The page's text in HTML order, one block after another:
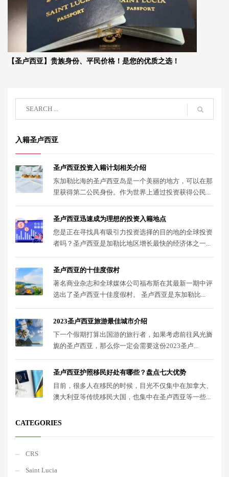
【圣卢西亚】贵族身份、平民价格！是您的优质之选！
入籍圣卢西亚
圣卢西亚投资入籍计划相关介绍
东加勒比海的圣卢西亚岛是一个美丽的地方，可以在那
里获得第二公民身份。作为世界上通过投资获得公民...
圣卢西亚迅速成为理想的投资入籍地点
您是正在寻找具有吸引力投资选择的目的地的全球投资
者吗？圣卢西亚是加勒比地区增长最快的经济体之一...
圣卢西亚的十佳度假村
著名商业杂志和全球媒体公司福布斯在其最新一期中评
选出了圣卢西亚十佳度假村。 圣卢西亚是东加勒比...
2023圣卢西亚旅游最佳城市介绍
下一个假期打算出国游的旅行者，如果考虑前往风光旖
旎的圣卢西亚，那么你一定会需要这份2023圣卢...
圣卢西亚护照移民好处有哪些？盘点七大优势
目前，很多人在移民的时候，目光不仅集中在加拿大、
澳大利亚等传统移民大国，也集中在圣卢西亚等一些...
CATEGORIES
CRS
Saint Lucia